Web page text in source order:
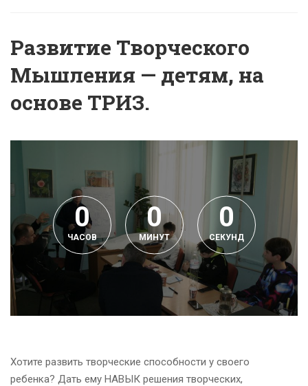
Развитие Творческого
Мышления — детям, на
основе ТРИЗ.
0
ЧАСОВ
0
МИНУТ
0
СЕКУНД
Хотите развить творческие способности у своего
ребенка? Дать ему НАВЫК решения творческих,